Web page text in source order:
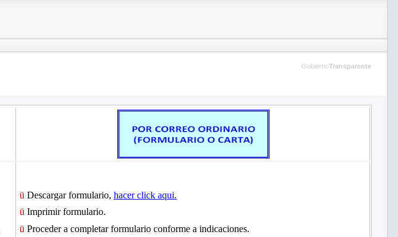
GobiernoTransparente
ü Descargar formulario, hacer click aqui.
ü Imprimir formulario.
ü Proceder a completar formulario conforme a indicaciones.